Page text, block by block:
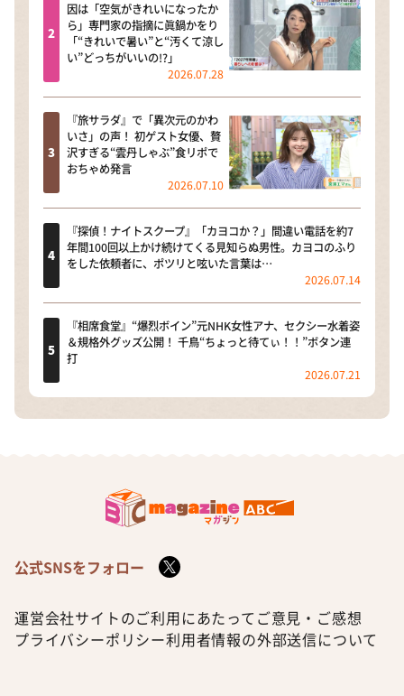
因は「空気がきれいになったか
ら」専門家の指摘に眞鍋かをり
「“きれいで暑い”と“汚くて涼し
い”どっちがいいの!?」
2026.07.28
『旅サラダ』で「異次元のかわ
いさ」の声！ 初ゲスト女優、贅
沢すぎる“雲丹しゃぶ”食リポで
おちゃめ発言
2026.07.10
『探偵！ナイトスクープ』「カヨコか？」間違い電話を約7
年間100回以上かけ続けてくる見知らぬ男性。カヨコのふり
をした依頼者に、ポツリと呟いた言葉は…
2026.07.14
『相席食堂』“爆烈ボイン”元NHK女性アナ、セクシー水着姿
＆規格外グッズ公開！ 千鳥“ちょっと待てぃ！！”ボタン連
打
2026.07.21
公式SNSをフォロー
運営会社サイトのご利用にあたって ご意見・ご感想
プライバシーポリシー利用者情報の外部送信について